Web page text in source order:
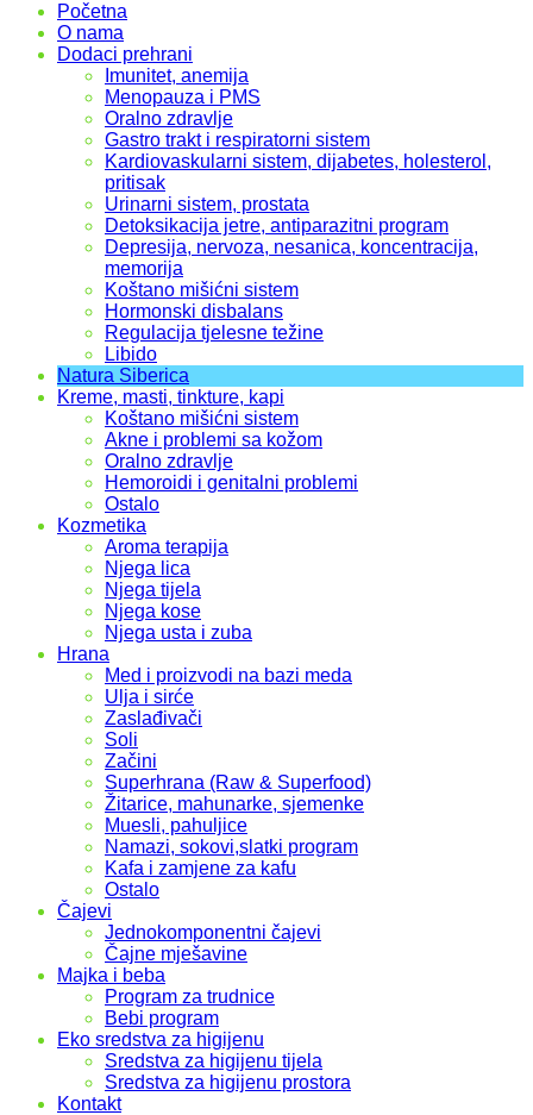
Početna
O nama
Dodaci prehrani
Imunitet, anemija
Menopauza i PMS
Oralno zdravlje
Gastro trakt i respiratorni sistem
Kardiovaskularni sistem, dijabetes, holesterol,
pritisak
Urinarni sistem, prostata
Detoksikacija jetre, antiparazitni program
Depresija, nervoza, nesanica, koncentracija,
memorija
Koštano mišićni sistem
Hormonski disbalans
Regulacija tjelesne težine
Libido
Natura Siberica
Kreme, masti, tinkture, kapi
Koštano mišićni sistem
Akne i problemi sa kožom
Oralno zdravlje
Hemoroidi i genitalni problemi
Ostalo
Kozmetika
Aroma terapija
Njega lica
Njega tijela
Njega kose
Njega usta i zuba
Hrana
Med i proizvodi na bazi meda
Ulja i sirće
Zaslađivači
Soli
Začini
Superhrana (Raw & Superfood)
Žitarice, mahunarke, sjemenke
Muesli, pahuljice
Namazi, sokovi,slatki program
Kafa i zamjene za kafu
Ostalo
Čajevi
Jednokomponentni čajevi
Čajne mješavine
Majka i beba
Program za trudnice
Bebi program
Eko sredstva za higijenu
Sredstva za higijenu tijela
Sredstva za higijenu prostora
Kontakt